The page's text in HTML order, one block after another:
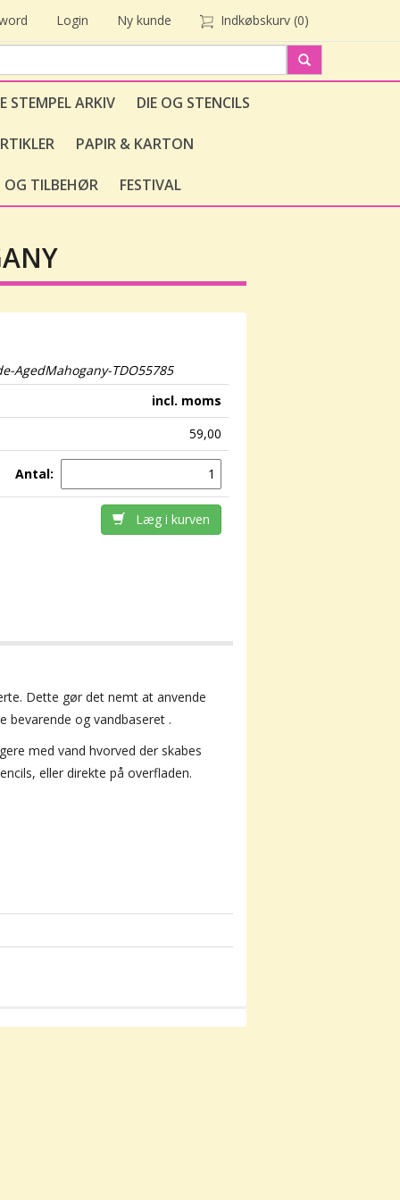
Login Ny kunde Indkøbskurv (0)
STEMPEL ARKIV DIE OG STENCILS
PAPIR & KARTON
TILBEHØR FESTIVAL
AgedMahogany-TDO55785
incl. moms
59,00
Antal:
Læg i kurven
. Dette gør det nemt at anvende
bevarende og vandbaseret .
med vand hvorved der skabes
eller direkte på overfladen.